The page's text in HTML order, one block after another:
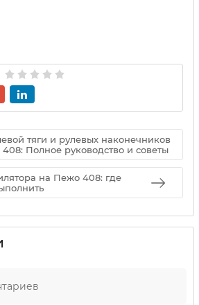
тяги и рулевых наконечников
Полное руководство и советы
на Пежо 408: где